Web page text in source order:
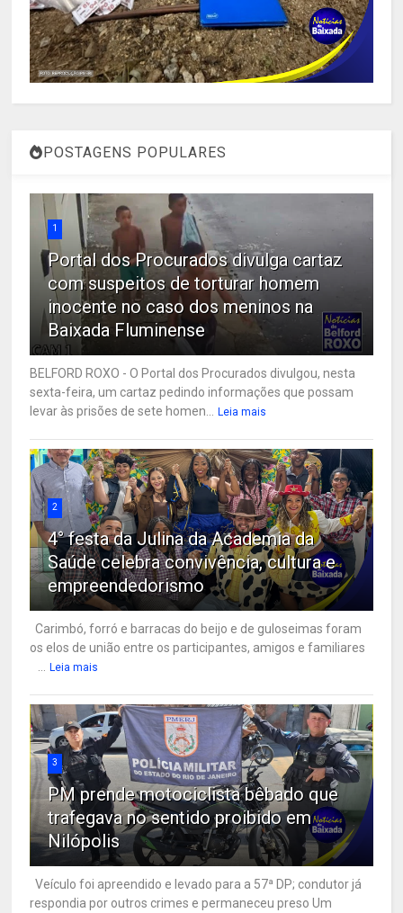
POSTAGENS POPULARES
1
Portal dos Procurados divulga cartaz
com suspeitos de torturar homem
inocente no caso dos meninos na
Baixada Fluminense
BELFORD ROXO - O Portal dos Procurados divulgou, nesta
sexta-feira, um cartaz pedindo informações que possam
levar às prisões de sete homen...
Leia mais
2
4° festa da Julina da Academia da
Saúde celebra convivência, cultura e
empreendedorismo
Carimbó, forró e barracas do beijo e de guloseimas foram
os elos de união entre os participantes, amigos e familiares
Leia mais
3
PM prende motociclista bêbado que
trafegava no sentido proibido em
Nilópolis
Veículo foi apreendido e levado para a 57ª DP; condutor já
respondia por outros crimes e permaneceu preso Um